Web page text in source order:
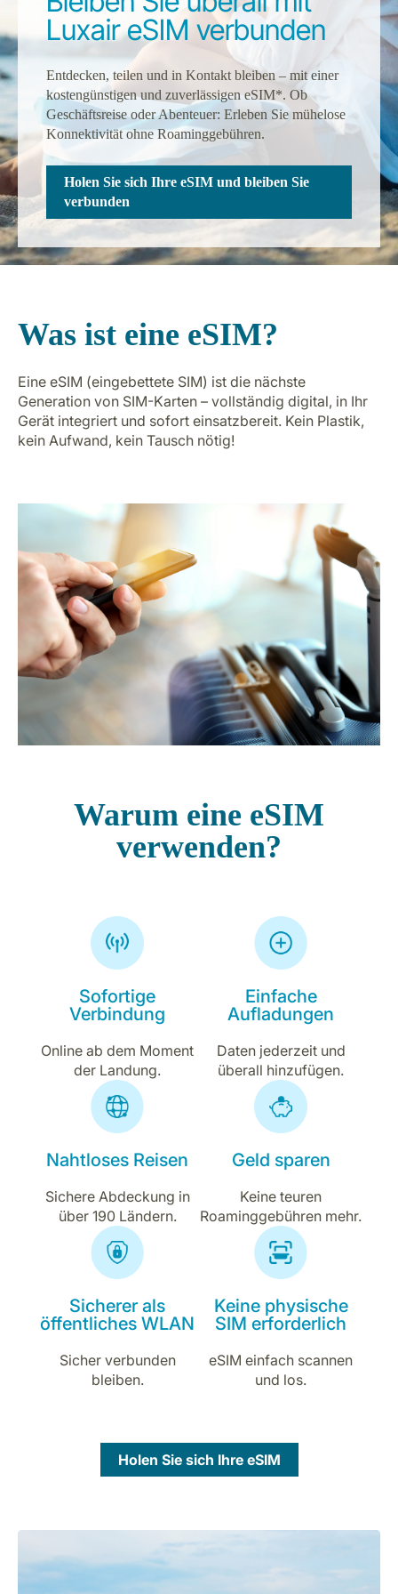
LuxairGroup
Karriere bei LuxairGroup
Luxair eSIM verbunden
Entdecken, teilen und in Kontakt bleiben – mit einer
kostengünstigen und zuverlässigen eSIM*. Ob
Geschäftsreise oder Abenteuer: Erleben Sie mühelose
Konnektivität ohne Roaminggebühren.
Holen Sie sich Ihre eSIM und bleiben Sie
verbunden
Was ist eine eSIM?
Eine eSIM (eingebettete SIM) ist die nächste
Generation von SIM-Karten – vollständig digital, in Ihr
Gerät integriert und sofort einsatzbereit. Kein Plastik,
kein Aufwand, kein Tausch nötig!
Warum eine eSIM
verwenden?
Sofortige
Verbindung
Online ab dem Moment
der Landung.
Einfache
Aufladungen
Daten jederzeit und
überall hinzufügen.
Nahtloses Reisen
Sichere Abdeckung in
über 190 Ländern.
Geld sparen
Keine teuren
Roaminggebühren mehr.
Sicherer als
öffentliches WLAN
Sicher verbunden
bleiben.
Keine physische
SIM erforderlich
eSIM einfach scannen
und los.
Holen Sie sich Ihre eSIM